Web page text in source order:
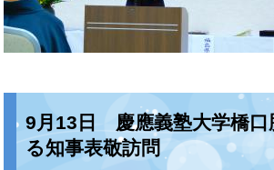
9月13日 慶應義塾大学橋口
る知事表敬訪問